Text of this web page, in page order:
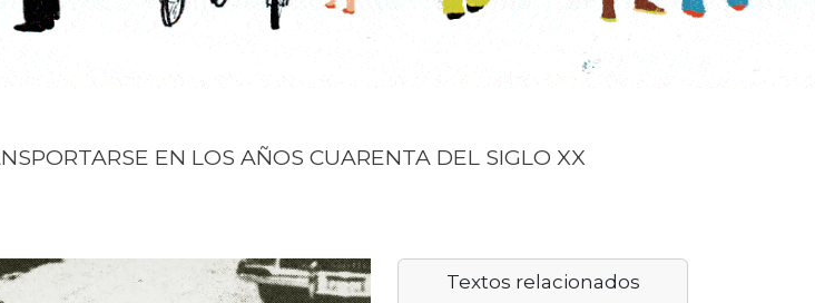
EN LOS AÑOS CUARENTA DEL SIGLO XX
Textos relacionados